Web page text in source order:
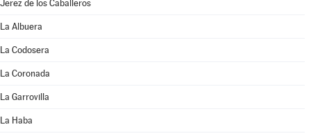
Jerez de los Caballeros
La Albuera
La Codosera
La Coronada
La Garrovilla
La Haba